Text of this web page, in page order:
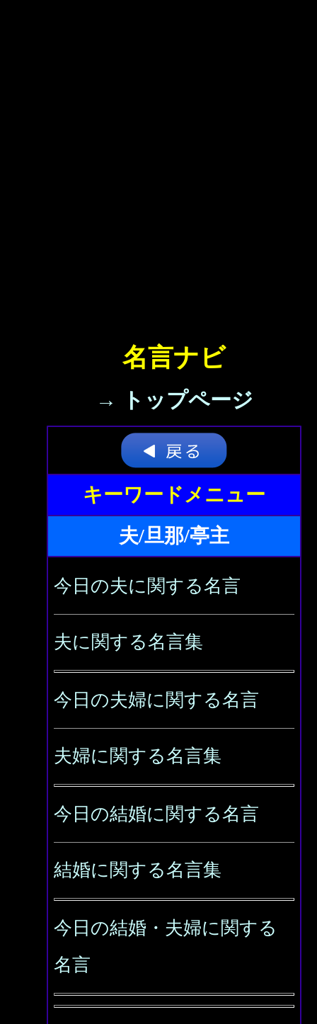
名言ナビ
→ トップページ
キーワードメニュー
夫/旦那/亭主
今日の夫に関する名言
夫に関する名言集
今日の夫婦に関する名言
夫婦に関する名言集
今日の結婚に関する名言
結婚に関する名言集
今日の結婚・夫婦に関する
名言